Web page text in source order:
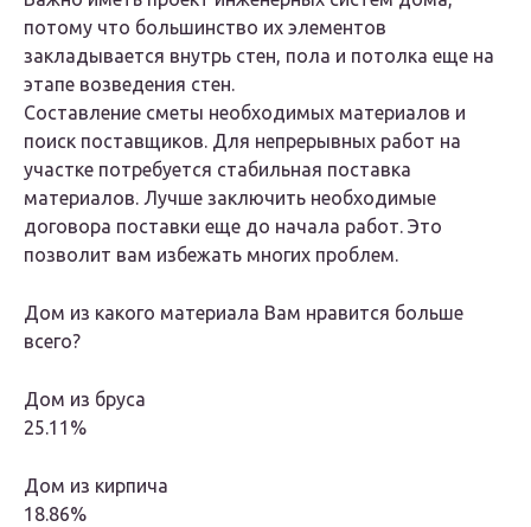
потому что большинство их элементов
закладывается внутрь стен, пола и потолка еще на
этапе возведения стен.
Составление сметы необходимых материалов и
поиск поставщиков. Для непрерывных работ на
участке потребуется стабильная поставка
материалов. Лучше заключить необходимые
договора поставки еще до начала работ. Это
позволит вам избежать многих проблем.
Дом из какого материала Вам нравится больше
всего?
Дом из бруса
25.11%
Дом из кирпича
18.86%